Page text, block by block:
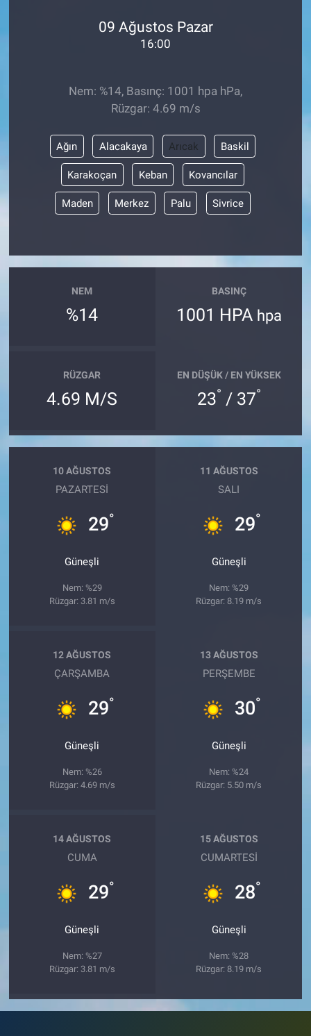
09 Ağustos Pazar
16:00
Nem: %14, Basınç: 1001 hpa hPa,
Rüzgar: 4.69 m/s
Ağın Alacakaya Arıcak Baskil
Karakoçan Keban Kovancılar
Maden Merkez Palu Sivrice
NEM
%14
BASINÇ
1001 HPA hpa
RÜZGAR
4.69 M/S
EN DÜŞÜK / EN YÜKSEK
23° / 37°
10 AĞUSTOS
PAZARTESI
29°
Güneşli
Nem: %29
Rüzgar: 3.81 m/s
11 AĞUSTOS
SALI
29°
Güneşli
Nem: %29
Rüzgar: 8.19 m/s
12 AĞUSTOS
ÇARŞAMBA
29°
Güneşli
Nem: %26
Rüzgar: 4.69 m/s
13 AĞUSTOS
PERŞEMBE
30°
Güneşli
Nem: %24
Rüzgar: 5.50 m/s
14 AĞUSTOS
CUMA
29°
Güneşli
Nem: %27
Rüzgar: 3.81 m/s
15 AĞUSTOS
CUMARTESI
28°
Güneşli
Nem: %28
Rüzgar: 8.19 m/s